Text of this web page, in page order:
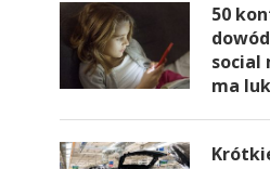
50
social
ma